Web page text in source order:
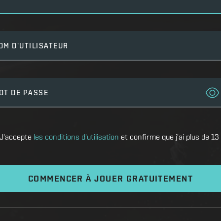
D'UTILISATEUR
DE PASSE
J'accepte les conditions d'utilisation et confirme que j'ai plus de 13
COMMENCER À JOUER GRATUITEMENT